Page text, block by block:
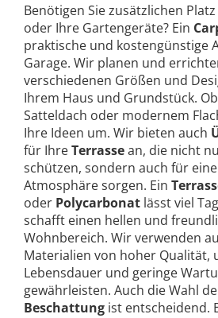
Benötigen Sie zusätzlichen
oder Ihre Gartengeräte? Ein
praktische und kostengünstige
Garage. Wir planen und
verschiedenen Größen und
Ihrem Haus und Grundstück.
Satteldach oder modernem
Ihre Ideen um. Wir bieten auch
für IhreTerrassean, die nicht
schützen, sondern auch für
Atmosphäre sorgen. Ein
oder Polycarbonat lässt viel
schafft einen hellen und
Wohnbereich. Wir verwenden
Materialien von hoher Qualität,
Lebensdauer und geringe
gewährleisten. Auch die Wahl
Beschattung ist entscheidend.